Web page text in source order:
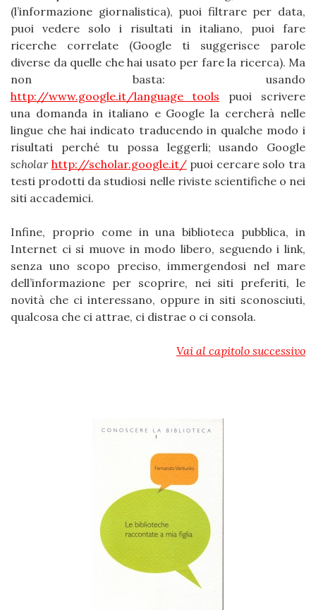
(l’informazione giornalistica), puoi filtrare per data,
puoi vedere solo i risultati in italiano, puoi fare
ricerche correlate (Google ti suggerisce parole
diverse da quelle che hai usato per fare la ricerca). Ma
non basta: usando
http://www.google.it/language_tools puoi scrivere
una domanda in italiano e Google la cercherà nelle
lingue che hai indicato traducendo in qualche modo i
risultati perché tu possa leggerli; usando Google
scholar http://scholar.google.it/puoi cercare solo tra
testi prodotti da studiosi nelle riviste scientifiche o nei
siti accademici.
Infine, proprio come in una biblioteca pubblica, in
Internet ci si muove in modo libero, seguendo i link,
senza uno scopo preciso, immergendosi nel mare
dell’informazione per scoprire, nei siti preferiti, le
novità che ci interessano, oppure in siti sconosciuti,
qualcosa che ci attrae, ci distrae o ci consola.
Vai al capitolo successivo